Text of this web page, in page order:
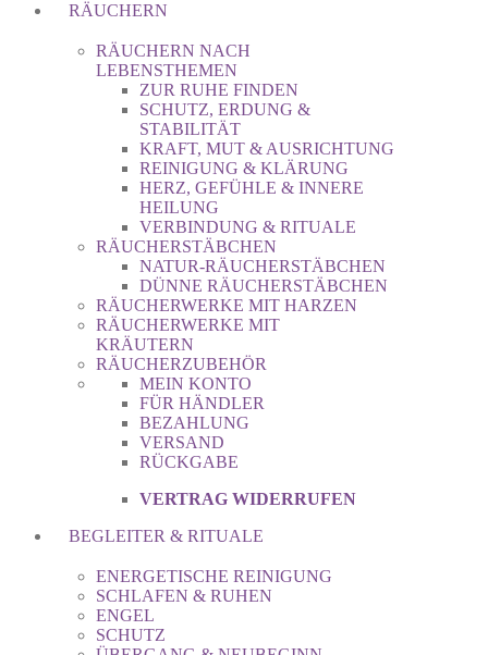
RÄUCHERN
RÄUCHERN NACH
LEBENSTHEMEN
ZUR RUHE FINDEN
SCHUTZ, ERDUNG &
STABILITÄT
KRAFT, MUT & AUSRICHTUNG
REINIGUNG & KLÄRUNG
HERZ, GEFÜHLE & INNERE
HEILUNG
VERBINDUNG & RITUALE
RÄUCHERSTÄBCHEN
NATUR-RÄUCHERSTÄBCHEN
DÜNNE RÄUCHERSTÄBCHEN
RÄUCHERWERKE MIT HARZEN
RÄUCHERWERKE MIT
KRÄUTERN
RÄUCHERZUBEHÖR
MEIN KONTO
FÜR HÄNDLER
BEZAHLUNG
VERSAND
RÜCKGABE
VERTRAG WIDERRUFEN
BEGLEITER & RITUALE
ENERGETISCHE REINIGUNG
SCHLAFEN & RUHEN
ENGEL
SCHUTZ